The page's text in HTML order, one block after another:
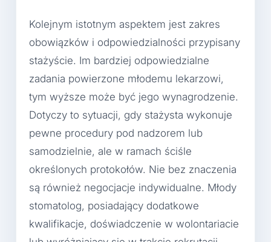
Kolejnym istotnym aspektem jest zakres
obowiązków i odpowiedzialności przypisany
stażyście. Im bardziej odpowiedzialne
zadania powierzone młodemu lekarzowi,
tym wyższe może być jego wynagrodzenie.
Dotyczy to sytuacji, gdy stażysta wykonuje
pewne procedury pod nadzorem lub
samodzielnie, ale w ramach ściśle
określonych protokołów. Nie bez znaczenia
są również negocjacje indywidualne. Młody
stomatolog, posiadający dodatkowe
kwalifikacje, doświadczenie w wolontariacie